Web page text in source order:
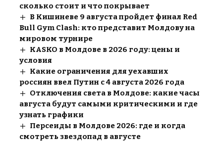
сколько стоит и что покрывает
В Кишиневе 9 августа пройдет финал Red
Bull Gym Clash: кто представит Молдову на
мировом турнире
KASKO в Молдове в 2026 году: цены и
условия
Какие ограничения для уехавших
россиян ввел Путин с 4 августа 2026 года
Отключения света в Молдове: какие часы
августа будут самыми критическими и где
узнать графики
Персеиды в Молдове 2026: где и когда
смотреть звездопад в августе